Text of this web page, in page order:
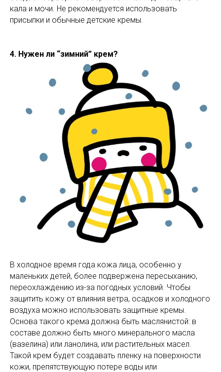
кала и мочи. Не рекомендуется использовать
присыпки и обычные детские кремы.
4. Нужен ли “зимний” крем?
В холодное время года кожа лица, особенно у
маленьких детей, более подвержена пересыханию,
переохлаждению из-за погодных условий. Чтобы
защитить кожу от влияния ветра, осадков и холодного
воздуха можно использовать защитные кремы.
Основа такого крема должна быть маслянистой: в
составе должно быть много минерального масла
(вазелина) или ланолина, или растительных масел.
Такой крем будет создавать пленку на поверхности
кожи, препятствующую потере воды или